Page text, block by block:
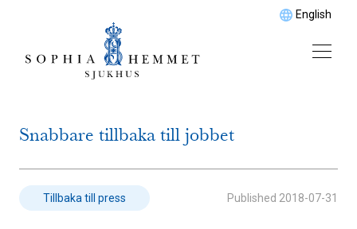
English
Snabbare tillbaka till jobbet
Tillbaka till press Published 2018-07-31